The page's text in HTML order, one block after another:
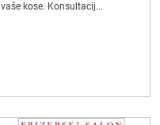
vaše kose. Konsultacij...